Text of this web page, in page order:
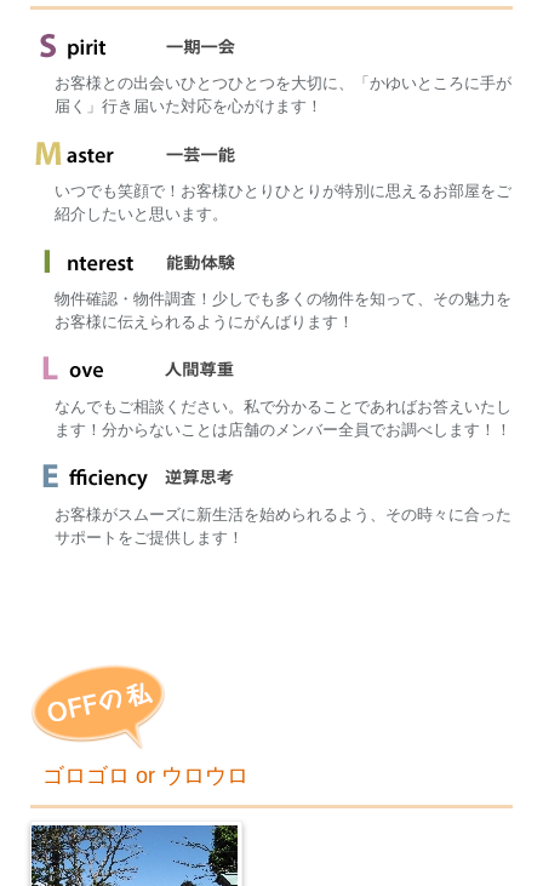
お客様との出会いひとつひとつを大切に、「かゆいところに手が
届く」行き届いた対応を心がけます！
いつでも笑顔で！お客様ひとりひとりが特別に思えるお部屋をご
紹介したいと思います。
物件確認・物件調査！少しでも多くの物件を知って、その魅力を
お客様に伝えられるようにがんばります！
なんでもご相談ください。私で分かることであればお答えいたし
ます！分からないことは店舗のメンバー全員でお調べします！！
お客様がスムーズに新生活を始められるよう、その時々に合った
サポートをご提供します！
ゴロゴロ or ウロウロ